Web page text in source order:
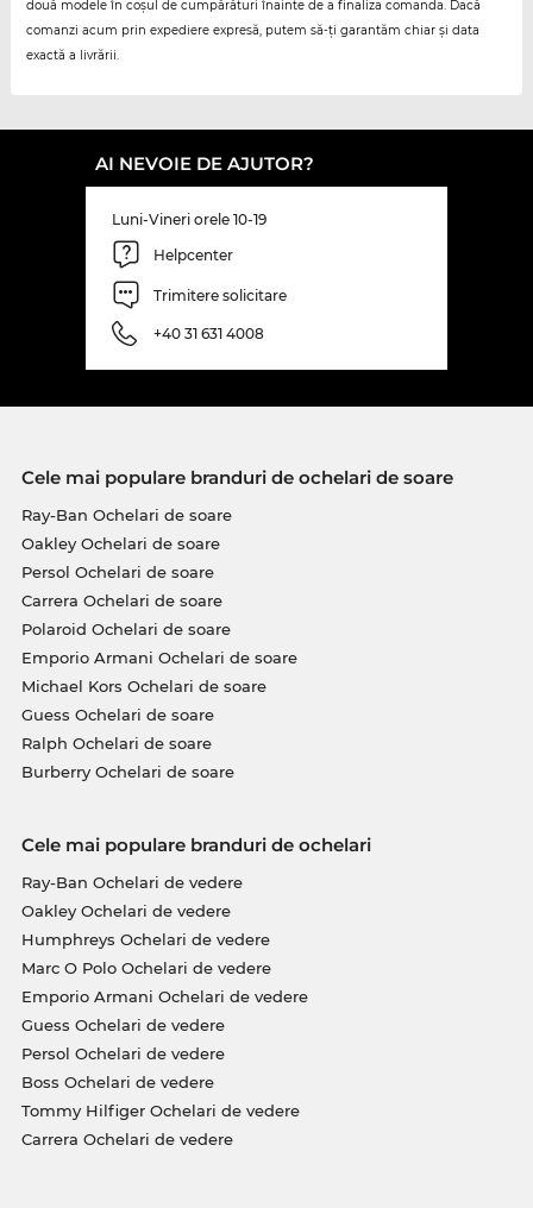
două modele în coșul de cumpărături înainte de a finaliza comanda. Dacă
comanzi acum prin expediere expresă, putem să-ți garantăm chiar și data
exactă a livrării.
AI NEVOIE DE AJUTOR?
Luni-Vineri orele 10-19
Helpcenter
Trimitere solicitare
+40 31 631 4008
Cele mai populare branduri de ochelari de soare
Ray-Ban Ochelari de soare
Oakley Ochelari de soare
Persol Ochelari de soare
Carrera Ochelari de soare
Polaroid Ochelari de soare
Emporio Armani Ochelari de soare
Michael Kors Ochelari de soare
Guess Ochelari de soare
Ralph Ochelari de soare
Burberry Ochelari de soare
Cele mai populare branduri de ochelari
Ray-Ban Ochelari de vedere
Oakley Ochelari de vedere
Humphreys Ochelari de vedere
Marc O Polo Ochelari de vedere
Emporio Armani Ochelari de vedere
Guess Ochelari de vedere
Persol Ochelari de vedere
Boss Ochelari de vedere
Tommy Hilfiger Ochelari de vedere
Carrera Ochelari de vedere